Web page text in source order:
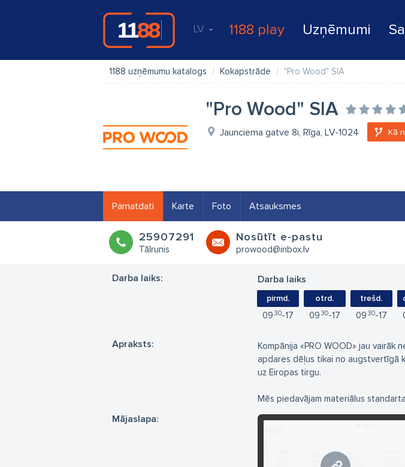
LV 1188 play Uzņēmumi
1188 uzņēmumu katalogs Kokapstrāde "Pro Wood" SIA
"Pro Wood" SIA
Jaunciema gatve 8i, Rīga, LV-1024 Kā
Pamatdati Karte Foto Atsauksmes
25907291
Tālrunis
Nosūtīt e-pastu
prowood@inbox.lv
Darba laiks: Darba laiks
pirmd.
09 30 17
otrd.
09 30 17
trešd.
09 30 17
Apraksts:
Kompānija «PRO WOOD» jau
apdares dēļus tikai no augstvertīgā
uz Eiropas tirgu.
Mēs piedavājam materiālus
Mājaslapa: